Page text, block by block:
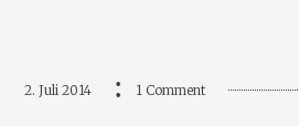
2. Juli 2014 1 Comment